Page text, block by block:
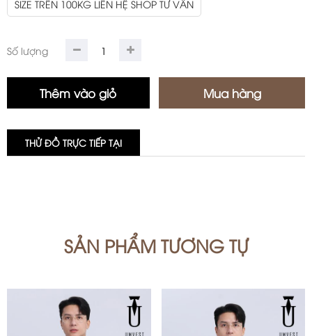
SIZE TRÊN 100KG LIÊN HỆ SHOP TƯ VẤN
Số lượng
THỬ ĐỒ TRỰC TIẾP TẠI
SẢN PHẨM TƯƠNG TỰ